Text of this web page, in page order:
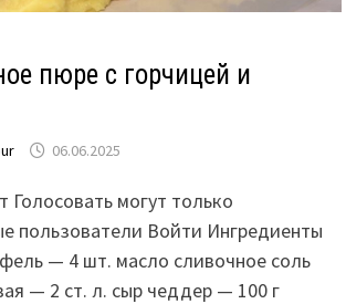
пюре с горчицей и
06.06.2025
Голосовать могут только
пользователи Войти Ингредиенты
— 4 шт. масло сливочное соль
— 2 ст. л. сыр чеддер — 100 г